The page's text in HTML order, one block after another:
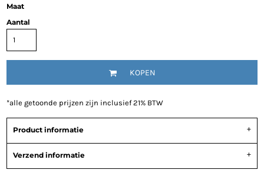
Maat
Aantal
KOPEN
*alle getoonde prijzen zijn inclusief 21% BTW
Product informatie
Verzend informatie